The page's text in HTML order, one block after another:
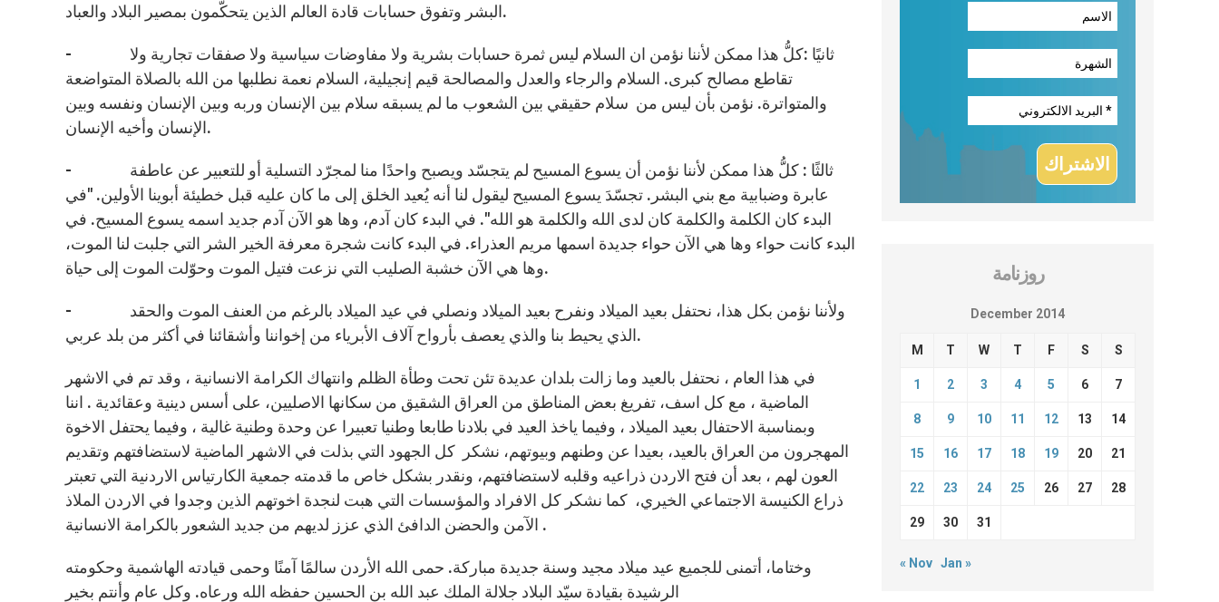
البشر وتفوق حسابات قادة العالم الذين يتحكّمون بمصير البلاد والعباد.
- ثانيًا :كلُّ هذا ممكن لأننا نؤمن ان السلام ليس ثمرة حسابات بشرية ولا مفاوضات سياسية ولا صفقات تجارية ولا
تقاطع مصالح كبرى. السلام والرجاء والعدل والمصالحة قيم إنجيلية، السلام نعمة نطلبها من الله بالصلاة المتواضعة
والمتواترة. نؤمن بأن ليس من سلام حقيقي بين الشعوب ما لم يسبقه سلام بين الإنسان وربه وبين الإنسان ونفسه وبين
الإنسان وأخيه الإنسان.
- ثالثًا : كلُّ هذا ممكن لأننا نؤمن أن يسوع المسيح لم يتجسّد ويصبح واحدًا منا لمجرّد التسلية أو للتعبير عن عاطفة
عابرة وضبابية مع بني البشر. تجسّدَ يسوع المسيح ليقول لنا أنه يُعيد الخلق إلى ما كان عليه قبل خطيئة أبوينا الأولين. "في
البدء كان الكلمة والكلمة كان لدى الله والكلمة هو الله". في البدء كان آدم، وها هو الآن آدم جديد اسمه يسوع المسيح. في
البدء كانت حواء وها هي الآن حواء جديدة اسمها مريم العذراء. في البدء كانت شجرة معرفة الخير الشر التي جلبت لنا الموت،
وها هي الآن خشبة الصليب التي نزعت فتيل الموت وحوّلت الموت إلى حياة.
- ولأننا نؤمن بكل هذا، نحتفل بعيد الميلاد ونفرح بعيد الميلاد ونصلي في عيد الميلاد بالرغم من العنف الموت والحقد
الذي يحيط بنا والذي يعصف بأرواح آلاف الأبرياء من إخواننا وأشقائنا في أكثر من بلد عربي.
في هذا العام ، نحتفل بالعيد وما زالت بلدان عديدة تئن تحت وطأة الظلم وانتهاك الكرامة الانسانية ، وقد تم في الاشهر
الماضية ، مع كل اسف، تفريغ بعض المناطق من العراق الشقيق من سكانها الاصليين، على أسس دينية وعقائدية . اننا
وبمناسبة الاحتفال بعيد الميلاد ، وفيما ياخذ العيد في بلادنا طابعا وطنيا تعبيرا عن وحدة وطنية غالية ، وفيما يحتفل الاخوة
المهجرون من العراق بالعيد، بعيدا عن وطنهم وبيوتهم، نشكر كل الجهود التي بذلت في الاشهر الماضية لاستضافتهم وتقديم
العون لهم ، بعد أن فتح الاردن ذراعيه وقلبه لاستضافتهم، ونقدر بشكل خاص ما قدمته جمعية الكارتياس الاردنية التي تعبتر
ذراع الكنيسة الاجتماعي الخيري، كما نشكر كل الافراد والمؤسسات التي هبت لنجدة اخوتهم الذين وجدوا في الاردن الملاذ
الآمن والحضن الدافئ الذي عزز لديهم من جديد الشعور بالكرامة الانسانية .
وختاما، أتمنى للجميع عيد ميلاد مجيد وسنة جديدة مباركة. حمى الله الأردن سالمًا آمنًا وحمى قيادته الهاشمية وحكومته
الرشيدة بقيادة سيّد البلاد جلالة الملك عبد الله بن الحسين حفظه الله ورعاه. وكل عام وأنتم بخير
روزنامة
December 2014
M T W T F S S
1 2 3 4 5 6 7
8 9 10 11 12 13 14
15 16 17 18 19 20 21
22 23 24 25 26 27 28
29 30 31
« Nov Jan »